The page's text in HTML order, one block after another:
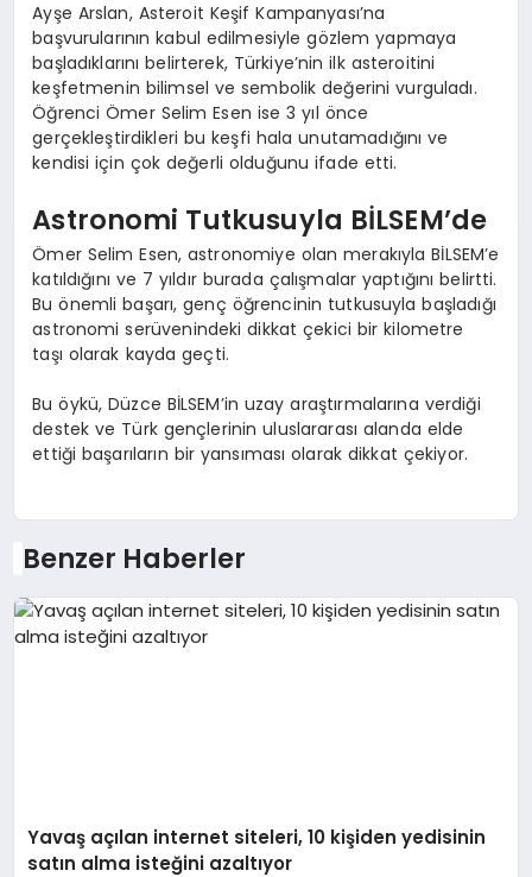
Ayşe Arslan, Asteroit Keşif Kampanyası’na
başvurularının kabul edilmesiyle gözlem yapmaya
başladıklarını belirterek, Türkiye’nin ilk asteroitini
keşfetmenin bilimsel ve sembolik değerini vurguladı.
Öğrenci Ömer Selim Esen ise 3 yıl önce
gerçekleştirdikleri bu keşfi hala unutamadığını ve
kendisi için çok değerli olduğunu ifade etti.
Astronomi Tutkusuyla BİLSEM’de
Ömer Selim Esen, astronomiye olan merakıyla BİLSEM’e
katıldığını ve 7 yıldır burada çalışmalar yaptığını belirtti.
Bu önemli başarı, genç öğrencinin tutkusuyla başladığı
astronomi serüvenindeki dikkat çekici bir kilometre
taşı olarak kayda geçti.
Bu öykü, Düzce BİLSEM’in uzay araştırmalarına verdiği
destek ve Türk gençlerinin uluslararası alanda elde
ettiği başarıların bir yansıması olarak dikkat çekiyor.
Benzer Haberler
Yavaş açılan internet siteleri, 10 kişiden yedisinin
satın alma isteğini azaltıyor